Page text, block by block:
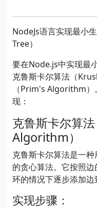
NodeJs语言实现最小
Tree）
要在Node.js中实现最
克鲁斯卡尔算法（
（Prim's Algorithm
现：
克鲁斯卡尔算
Algorithm）
克鲁斯卡尔算法是一
的贪心算法。它按照
环的情况下逐步添加边
实现步骤：